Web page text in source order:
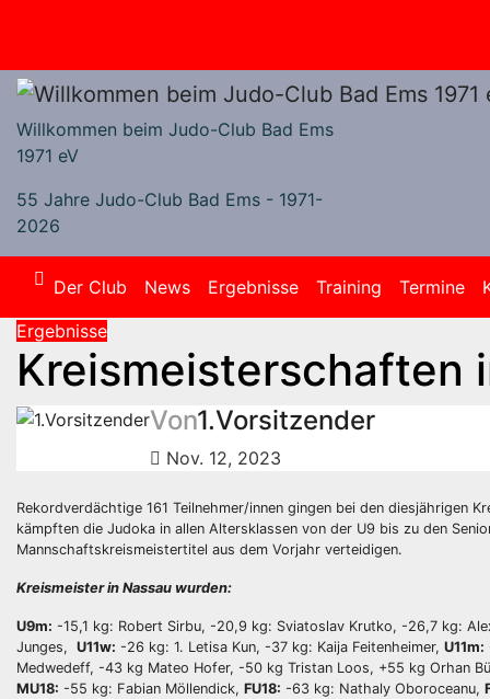
springen
Willkommen beim Judo-Club Bad Ems
1971 eV
55 Jahre Judo-Club Bad Ems - 1971-
2026
Der Club News Ergebnisse Training Termine
Ergebnisse
Kreismeisterschaften
Von1.Vorsitzender
Nov. 12, 2023
Rekordverdächtige 161 Teilnehmer/innen gingen bei den diesjährigen
kämpften die Judoka in allen Altersklassen von der U9 bis zu den
Mannschaftskreismeistertitel aus dem Vorjahr verteidigen.
Kreismeister in Nassau wurden:
U9m: -15,1 kg: Robert Sirbu, -20,9 kg: Sviatoslav Krutko, -26,7 kg:
Junges, U11w: -26 kg: 1. Letisa Kun, -37 kg: Kaija Feitenheimer, U11m:
Medwedeff, -43 kg Mateo Hofer, -50 kg Tristan Loos, +55 kg Orhan
MU18: -55 kg: Fabian Möllendick, FU18: -63 kg: Nathaly Oboroceanu,